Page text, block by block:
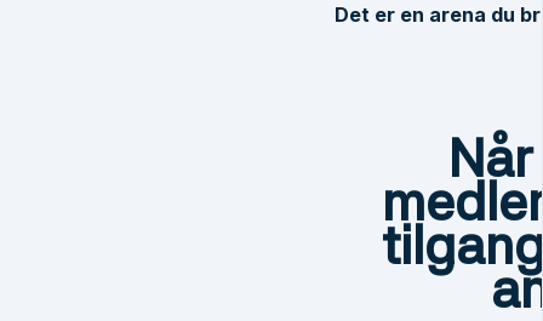
Det er en arena du